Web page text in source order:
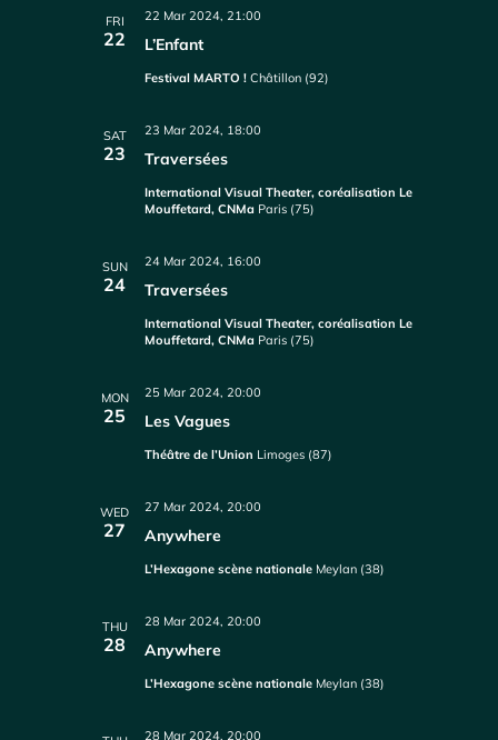
FRI
22 L’Enfant
22 Mar 2024, 21:00
Festival MARTO !Châtillon (92)
SAT
23 Traversées
23 Mar 2024, 18:00
International Visual Theater, coréalisation Le
Mouffetard, CNMa Paris (75)
SUN
24 Traversées
24 Mar 2024, 16:00
International Visual Theater, coréalisation Le
Mouffetard, CNMa Paris (75)
MON
25 Les Vagues
25 Mar 2024, 20:00
Théâtre de l’Union Limoges (87)
WED
27 Anywhere
27 Mar 2024, 20:00
L’Hexagone scène nationale Meylan (38)
THU
28 Anywhere
28 Mar 2024, 20:00
L’Hexagone scène nationale Meylan (38)
28 Mar 2024, 20:00